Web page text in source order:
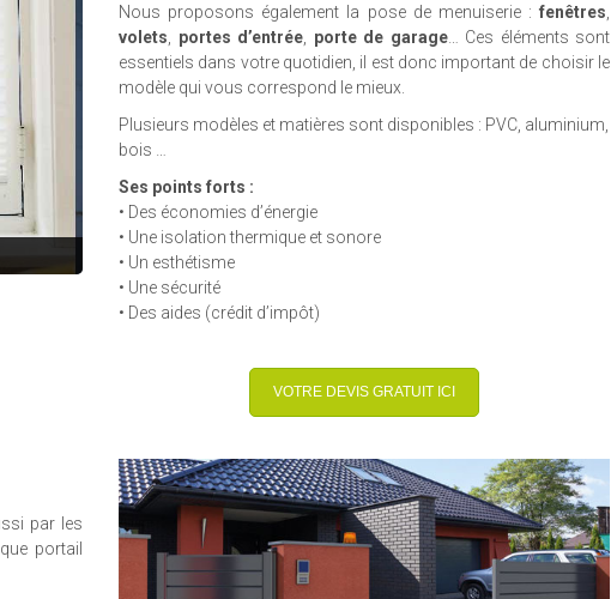
Nous proposons également la pose de menuiserie : fenêtres
volets
portes d’entrée porte de garage… Ces éléments sont
essentiels dans votre quotidien, il est donc important de choisir le
modèle qui vous correspond le mieux.
Plusieurs modèles et matières sont disponibles : PVC, aluminium,
bois …
Ses points forts :
• Des économies d’énergie
• Une isolation thermique et sonore
• Un esthétisme
• Une sécurité
• Des aides (crédit d’impôt)
VOTRE DEVIS GRATUIT ICI
par les
portail